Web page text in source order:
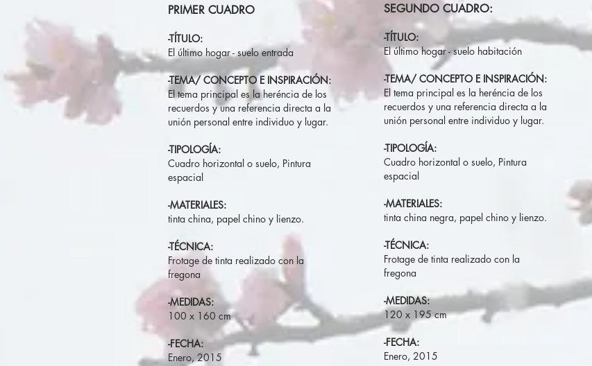
PRIMER CUADRO
-TÍTULO:
El último hogar - suelo entrada
-TEMA/ CONCEPTO E INSPIRACIÓN:
El tema principal es la heréncia de los
recuerdos y una referencia directa a la
unión personal entre individuo y lugar.
-TIPOLOGÍA:
Cuadro horizontal o suelo, Pintura
espacial
-MATERIALES:
tinta china, papel chino y lienzo.
-TÉCNICA:
Frotage de tinta realizado con la
fregona
-MEDIDAS:
100 x 160 cm
-FECHA:
Enero, 2015
SEGUNDO CUADRO:
-TÍTULO:
El último hogar - suelo habitación
-TEMA/ CONCEPTO E INSPIRACIÓN:
El tema principal es la heréncia de los
recuerdos y una referencia directa a la
unión personal entre individuo y lugar.
-TIPOLOGÍA:
Cuadro horizontal o suelo, Pintura
espacial
-MATERIALES:
tinta china negra, papel chino y lienzo.
-TÉCNICA:
Frotage de tinta realizado con la
fregona
-MEDIDAS:
120 x 195 cm
-FECHA:
Enero, 2015